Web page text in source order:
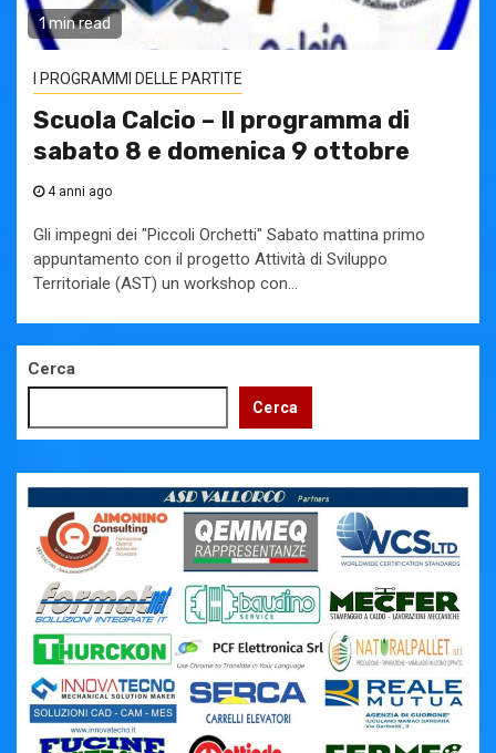
1 min read
I PROGRAMMI DELLE PARTITE
Scuola Calcio – Il programma di
sabato 8 e domenica 9 ottobre
4 anni ago
Gli impegni dei "Piccoli Orchetti" Sabato mattina primo
appuntamento con il progetto Attività di Sviluppo
Territoriale (AST) un workshop con...
Cerca
Cerca